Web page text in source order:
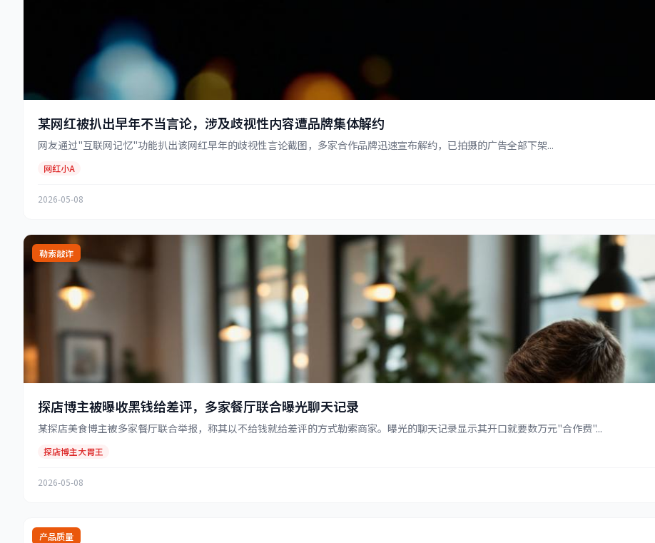
某网红被扒出早年不当言论，涉及歧视性内容遭品牌集体解约
网友通过"互联网记忆"功能扒出该网红早年的歧视性言论截图，多家合作品牌迅速宣布解约，已拍摄的广告全部下架...
网红小A
2026-05-08
勒索敲诈
探店博主被曝收黑钱给差评，多家餐厅联合曝光聊天记录
某探店美食博主被多家餐厅联合举报，称其以不给钱就给差评的方式勒索商家。曝光的聊天记录显示其开口就要数万元"合作费"...
探店博主大胃王
2026-05-08
产品质量